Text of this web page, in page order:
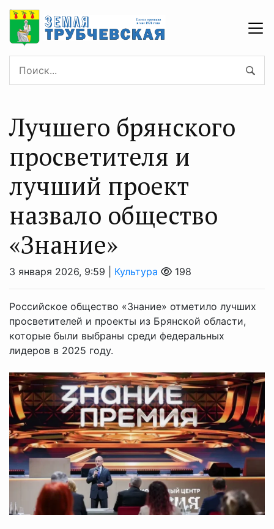
Лучшего брянского
просветителя и
лучший проект
назвало общество
«Знание»
3 января 2026, 9:59 | Культура 198
Российское общество «Знание» отметило лучших
просветителей и проекты из Брянской области,
которые были выбраны среди федеральных
лидеров в 2025 году.